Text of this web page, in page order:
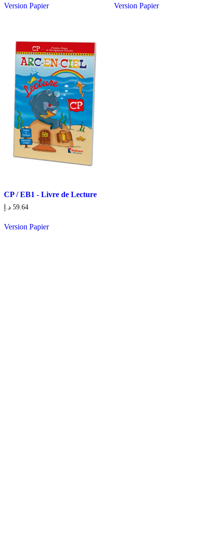
Version Papier Version Papier
CP / EB1 - Livre de Lecture
59.64 د.إ
Version Papier